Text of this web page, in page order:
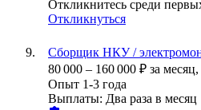
Откликнитесь среди
Откликнуться
Сборщик НКУ /
80 000 – 160 000 ₽ за месяц,
Опыт 1-3 года
Выплаты: Два раза в месяц